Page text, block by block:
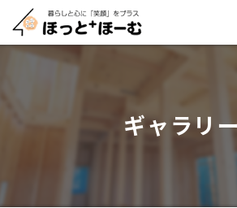
ギャラリー